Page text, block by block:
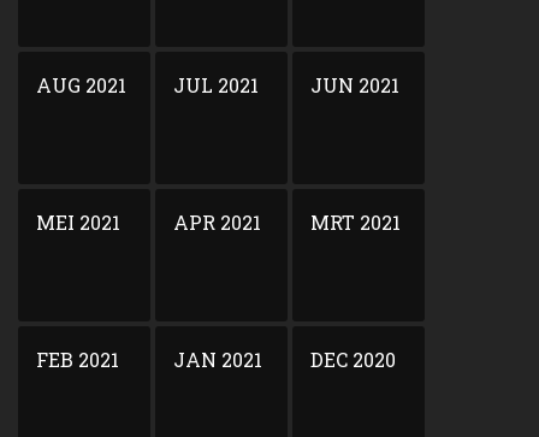
AUG 2021 JUL 2021 JUN 2021
MEI 2021 APR 2021 MRT 2021
FEB 2021 JAN 2021 DEC 2020